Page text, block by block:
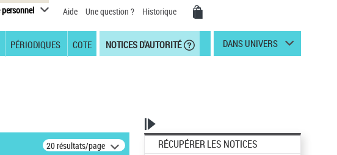
personnel Aide Une question ? Historique
PÉRIODIQUES COTE NOTICES D'AUTORITÉ DANS UNIVERS
20 résultats/page RÉCUPÉRER LES NOTICES